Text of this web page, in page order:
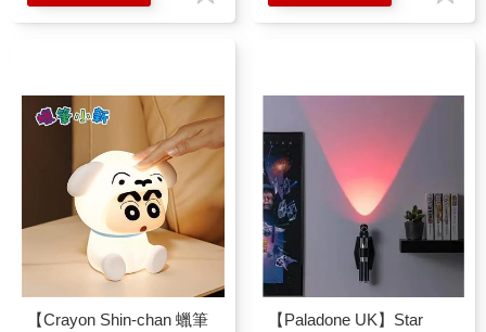
【Crayon Shin-chan 蠟筆
【Paladone UK】Star